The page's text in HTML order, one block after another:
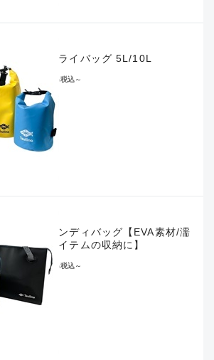
防水ドライバッグ 5L/10L
¥1,430税込～
防水ハンディバッグ【EVA素材/濡
れたアイテムの収納に】
¥2,970税込～